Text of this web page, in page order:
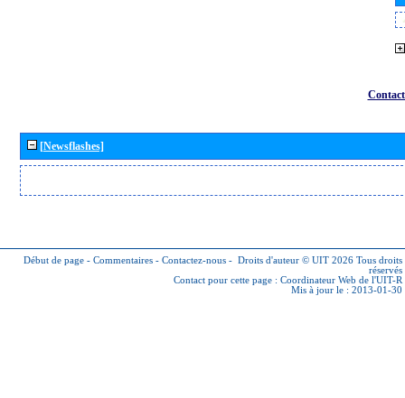
[Newsflashes]
Début de page - Commentaires - Contactez-nous - Droits d'auteur © UIT 2026 Tous droits
réservés
Contact pour cette page : Coordinateur Web de l'UIT-R
Mis à jour le : 2013-01-30